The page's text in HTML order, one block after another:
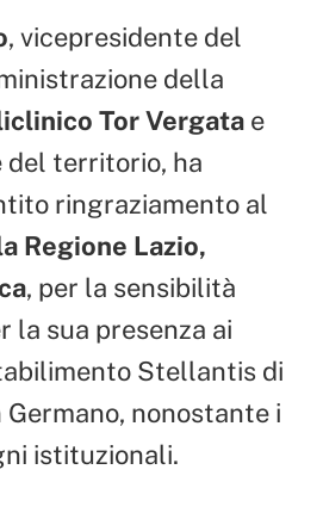
, vicepresidente del
della
Tor Vergata e
territorio, ha
ringraziamento al
Regione Lazio,
, per la sensibilità
la sua presenza ai
Stellantis di
Germano, nonostante i
istituzionali.